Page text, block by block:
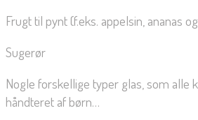
Frugt til pynt (f.eks. appelsin, ananas
Sugerør
Nogle forskellige typer glas, som alle
håndteret af børn…